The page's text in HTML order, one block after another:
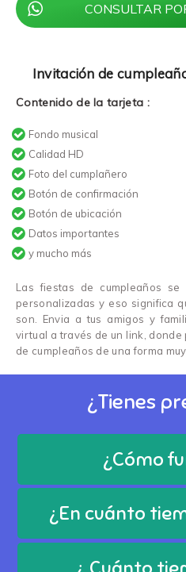
Invitación de
Contenido de la tarjeta :
Fondo musical
Calidad HD
Foto del cumplañero
Botón de confirmación
Botón de ubicación
Datos importantes
y mucho más
Las fiestas de cumpleaños
personalizadas y eso significa
son. Envia a tus amigos y
virtual a través de un link,
de cumpleaños de una forma
CONSULTAR
¿Tienes
¿Cómo
¿En cuánto